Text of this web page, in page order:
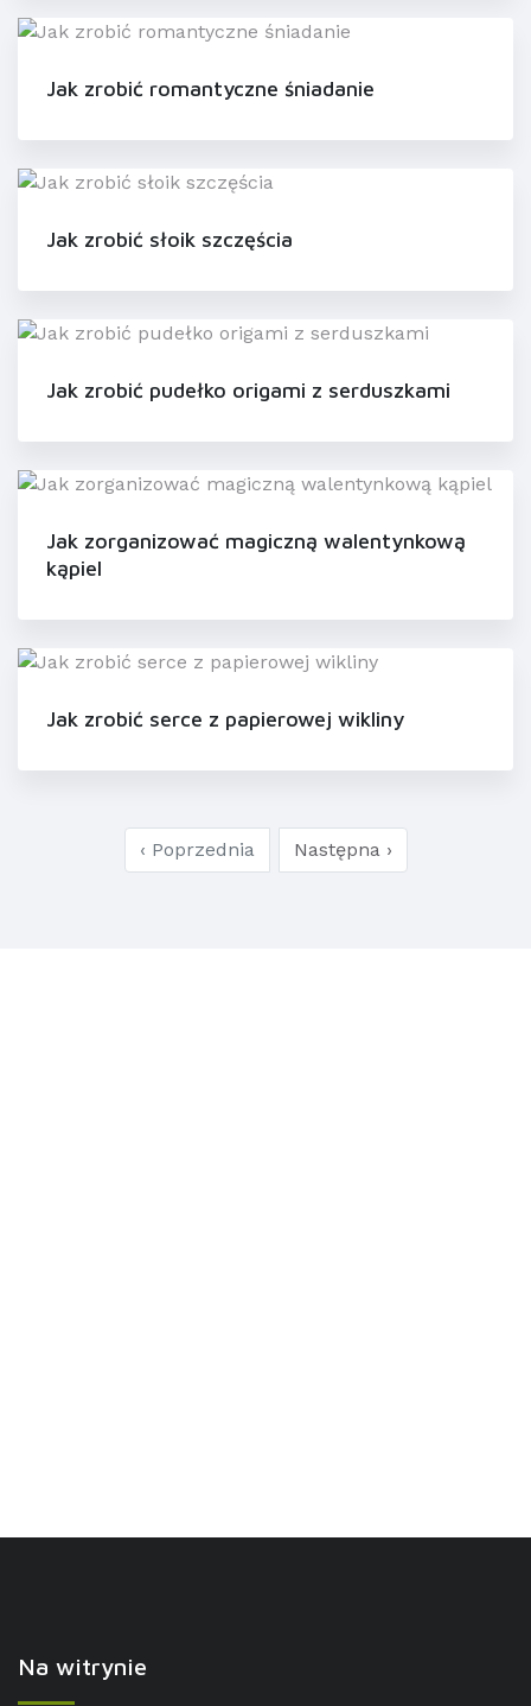
Jak zrobić romantyczne śniadanie
Jak zrobić słoik szczęścia
Jak zrobić pudełko origami z serduszkami
Jak zorganizować magiczną walentynkową
kąpiel
Jak zrobić serce z papierowej wikliny
‹ Poprzednia Następna ›
Na witrynie